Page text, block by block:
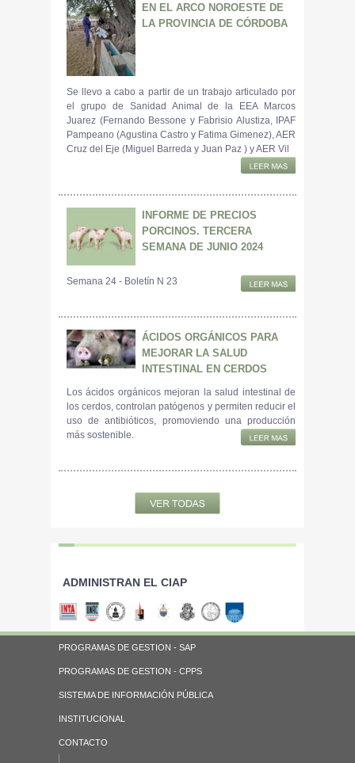
EN EL ARCO NOROESTE DE
LA PROVINCIA DE CÓRDOBA
Se llevo a cabo a partir de un trabajo articulado por
el grupo de Sanidad Animal de la EEA Marcos
Juarez (Fernando Bessone y Fabrisio Alustiza, IPAF
Pampeano (Agustina Castro y Fatima Gimenez), AER
Cruz del Eje (Miguel Barreda y Juan Paz ) y AER Vil
INFORME DE PRECIOS
PORCINOS. TERCERA
SEMANA DE JUNIO 2024
Semana 24 - Boletín N 23
ÁCIDOS ORGÁNICOS PARA
MEJORAR LA SALUD
INTESTINAL EN CERDOS
Los ácidos orgánicos mejoran la salud intestinal de
los cerdos, controlan patógenos y permiten reducir el
uso de antibióticos, promoviendo una producción
más sostenible.
ADMINISTRAN EL CIAP
PROGRAMAS DE GESTION - SAP
PROGRAMAS DE GESTION - CPPS
SISTEMA DE INFORMACIÓN PÚBLICA
INSTITUCIONAL
CONTACTO